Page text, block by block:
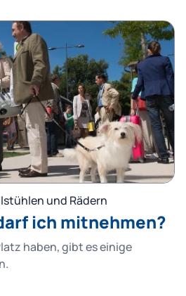
und Rädern
ich mitnehmen?
haben, gibt es einige